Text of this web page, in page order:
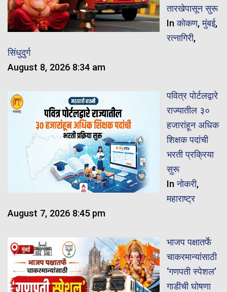
तारखेपासून सुरू
Inकोकण,मुंबई,
रत्नागिरी,
सिंधुदुर्ग
August 8, 2026 8:34 am
पवित्र पोर्टलद्वारे
राज्यातील ३०
हजारांहून अधिक
शिक्षक पदांची
भरती प्रक्रिया
सुरू
Inनोकरी,
महाराष्ट्र
August 7, 2026 8:45 pm
भाजप पक्षातर्फे
चाकरमान्यांसाठी
‘गणपती स्पेशल’
गाडीची घोषणा